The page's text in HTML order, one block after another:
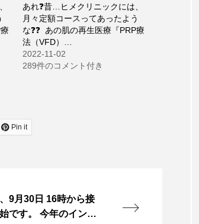
あれ❓昔…ヒメクリニックには、
月々定額コースってあったよう
な❓❓ ⁡ あの肌の再生医療『PRP療
法（VFD）…
2022-11-02
289件のコメント付き
Pin it
9月30日 16時から接
です。⁡ 今年のインフ